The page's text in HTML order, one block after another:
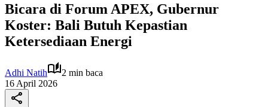
Bicara di Forum APEX, Gubernur
Koster: Bali Butuh Kepastian
Ketersediaan Energi
Adhi Natih
2 min baca
16 April 2026